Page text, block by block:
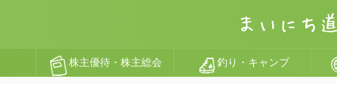
株主優待・株主総会 釣り・キャンプ